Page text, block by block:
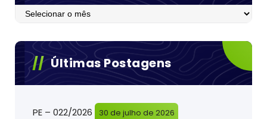
Postagens
Últimas Postagens
PE – 022/2026 30 de julho de 2026